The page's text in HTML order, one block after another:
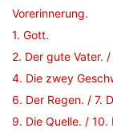
Vorerinnerung.
1. Gott.
2. Der gute Vater.
4. Die zwey
6. Der Regen. / 7.
9. Die Quelle. / 10.